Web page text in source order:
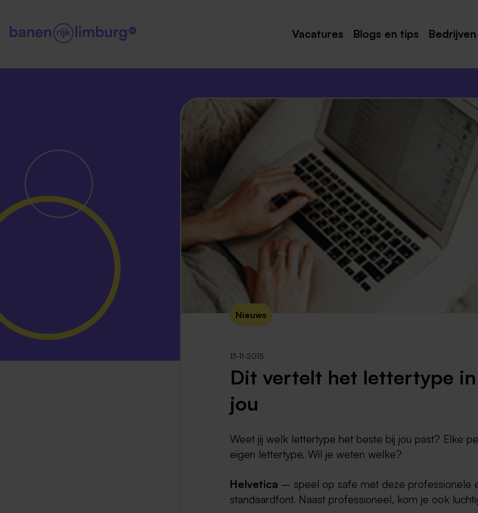
Vacatures
Maastricht
Roermond
Venlo
Sittard
Venray
Noord-Limburg
Midden-Limburg
Zuid-Limburg
Heerlen
Blogs en tips
Nieuws
13-11-2015
Dit vertelt het lettertype in
jou
Weet jij welk lettertype het beste bij jou past? Elke
eigen lettertype. Wil je weten welke?
Helvetica – speel op safe met deze professionele
standaardfont. Naast professioneel, kom je ook